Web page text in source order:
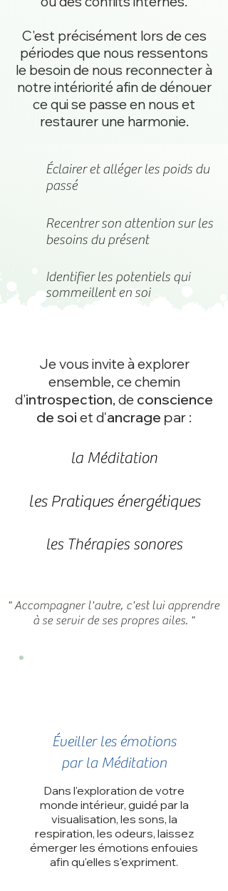
C'est précisément lors de ces
périodes que nous ressentons
le besoin de nous reconnecter à
notre intériorité afin de dénouer
ce qui se passe en nous et
restaurer une harmonie.
Éclairer et alléger les poids du
passé
Recentrer son attention sur les
besoins du présent
Identifier les potentiels qui
sommeillent en soi
Je vous invite à explorer
ensemble, ce chemin
d'introspection, de conscience
de soi et d'ancrage par :
la Méditation
la Méditation
les Pratiques énergétiques
les Pratiques énergétiques
les Thérapies sonores
les Thérapies sonores
" Accompagner l'autre, c'est lui apprendre
à se servir de ses propres ailes. "
Éveiller les émotions
par la Méditation
Dans l'exploration de votre
monde intérieur, guidé par la
visualisation, les sons, la
respiration, les odeurs, laissez
émerger les émotions enfouies
afin qu'elles s'expriment.